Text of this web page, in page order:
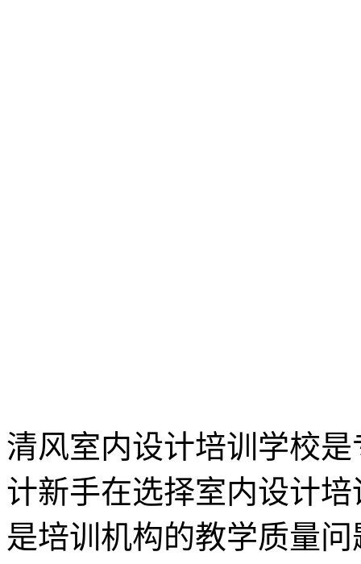
清风室内设计培训学校
计新手在选择室内设计
是培训机构的教学质量